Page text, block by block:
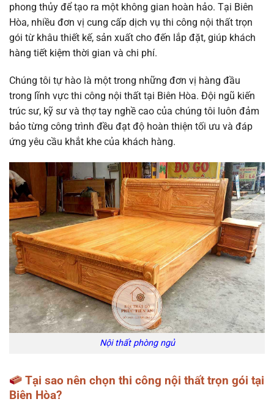
phong thủy để tạo ra một không gian hoàn hảo. Tại Biên
Hòa, nhiều đơn vị cung cấp dịch vụ thi công nội thất trọn
gói từ khâu thiết kế, sản xuất cho đến lắp đặt, giúp khách
hàng tiết kiệm thời gian và chi phí.
Chúng tôi tự hào là một trong những đơn vị hàng đầu
trong lĩnh vực thi công nội thất tại Biên Hòa. Đội ngũ kiến
trúc sư, kỹ sư và thợ tay nghề cao của chúng tôi luôn đảm
bảo từng công trình đều đạt độ hoàn thiện tối ưu và đáp
ứng yêu cầu khắt khe của khách hàng.
Nội thất phòng ngủ
Tại sao nên chọn thi công nội thất trọn gói tại
Biên Hòa?